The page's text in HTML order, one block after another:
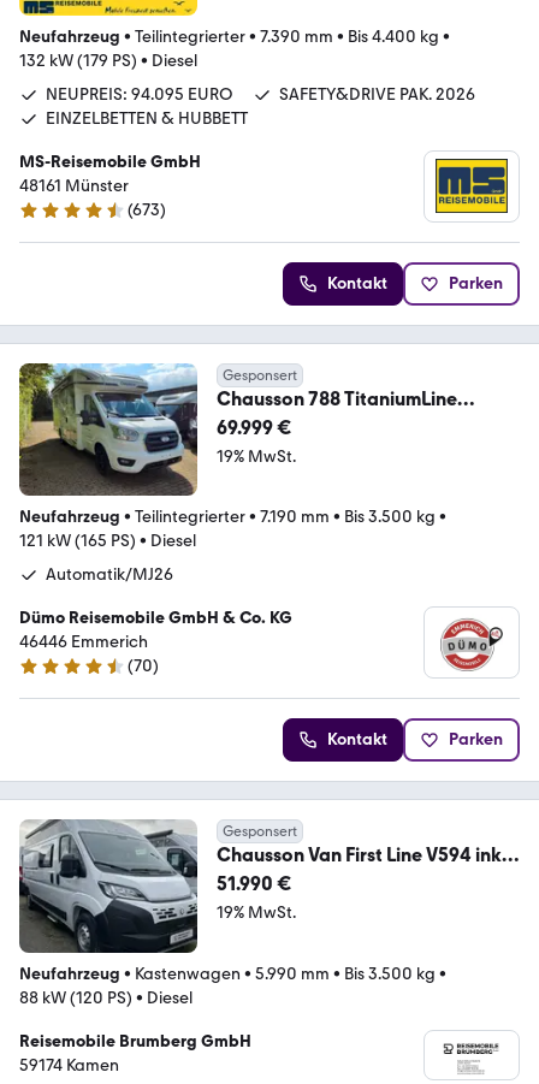
Neufahrzeug • Teilintegrierter• 7.390 mm • Bis 4.400 kg •
132 kW (179 PS) • Diesel
NEUPREIS: 94.095 EURO
SAFETY&DRIVE PAK. 2026
EINZELBETTEN & HUBBETT
MS-Reisemobile GmbH
48161 Münster
4.7 Sterne
(673)
Kontakt Parken
Gesponsert
Chausson 788 TitaniumLine
MJ2026
69.999 €
19% MwSt.
Neufahrzeug • Teilintegrierter• 7.190 mm • Bis 3.500 kg •
121 kW (165 PS) • Diesel
Automatik/MJ26
Dümo Reisemobile GmbH & Co. KG
46446 Emmerich
4.3 Sterne
(70)
Kontakt Parken
Gesponsert
Chausson Van First Line V594 inkl.
Dachklimaanlage
51.990 €
19% MwSt.
Neufahrzeug • Kastenwagen • 5.990 mm • Bis 3.500 kg •
88 kW (120 PS) • Diesel
Reisemobile Brumberg GmbH
59174 Kamen